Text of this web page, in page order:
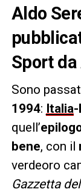
Aldo
Sport
Sono
1994: Italia-
quell’
bene, con il
verdeoro
Gazzetta